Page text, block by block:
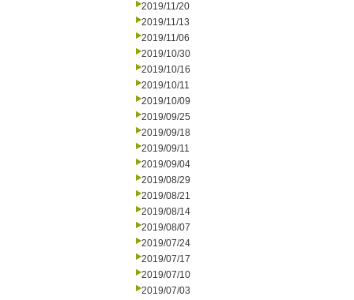
2019/11/20
2019/11/13
2019/11/06
2019/10/30
2019/10/16
2019/10/11
2019/10/09
2019/09/25
2019/09/18
2019/09/11
2019/09/04
2019/08/29
2019/08/21
2019/08/14
2019/08/07
2019/07/24
2019/07/17
2019/07/10
2019/07/03